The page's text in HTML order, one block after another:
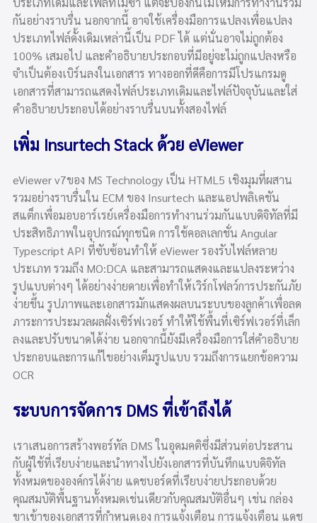
กันอย่างราบรื่น นอกจากนี้ อาจใช้เครื่องมือการแปลงเพื่อแปลง
ประเภทไฟล์ดั้งเดิมเหล่านี้เป็น PDF ได้ แต่นั่นอาจไม่ถูกต้อง
100% เสมอไป และคำอธิบายประกอบที่มีอยู่จะไม่ถูกแปลงหรือ
จำเป็นต้องเบิร์นลงในเอกสาร ทางออกที่ดีคือการมีโปรแกรมดู
เอกสารที่สามารถแสดงไฟล์ประเภทเดิมและไฟล์ปัจจุบันและใส่
คำอธิบายประกอบได้อย่างราบรื่นบนทั้งสองไฟล์
เพิ่ม Insurtech Stack ด้วย eViewer
eViewer v7ของ MS Technology เป็น HTML5 เชิงมุมที่ผสาน
รวมอย่างราบรื่นใน ECM ของ Insurtech และแอปพลิเคชัน
สแต็กเพื่อมอบอาร์เรย์เครื่องมือการทำงานร่วมกันแบบดิจิทัลที่มี
ประสิทธิภาพในอุปกรณ์ทุกชนิด การใช้คอลเลกชั่น Angular
Typescript API ที่ซับซ้อนทำให้ eViewer รองรับไฟล์หลาย
ประเภท รวมถึง MO:DCA และสามารถแสดงและแปลงระหว่าง
รูปแบบต่างๆ ได้อย่างง่ายดายเพื่อทำให้เวิร์กโฟลว์การประกันภัย
ง่ายขึ้น รูปภาพและเอกสารมักแสดงผลบนระบบของลูกค้าเพื่อลด
ภาระการประมวลผลฝั่งเซิร์ฟเวอร์ ทำให้ใช้พื้นที่เซิร์ฟเวอร์ที่เล็ก
ลงและปรับขนาดได้ง่าย นอกจากนี้ยังมีเครื่องมือการใส่คำอธิบาย
ประกอบและการแก้ไขอย่างเต็มรูปแบบ รวมถึงการแยกข้อความ
OCR
ระบบการจัดการ DMS ที่เข้าถึงได้
เราเสนอการสร้างพอร์ทัล DMS ในอุดมคติซึ่งมีส่วนต่อประสาน
กับผู้ใช้ที่เรียบง่ายและนำทางไปยังเอกสารที่บันทึกแบบดิจิทัล
ทั้งหมดขององค์กรได้ง่าย แดชบอร์ดที่เรียบง่ายประกอบด้วย
คุณสมบัติพื้นฐานทั้งหมดเช่นเดียวกับคุณสมบัติอื่นๆ เช่น กล่อง
ขาเข้าของเอกสารที่กำหนดเอง การแจ้งเตือน การแจ้งเตือน แดช